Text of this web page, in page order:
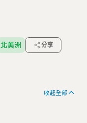
北美洲 分享
收起全部